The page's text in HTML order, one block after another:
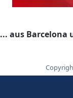
... aus Barcelona